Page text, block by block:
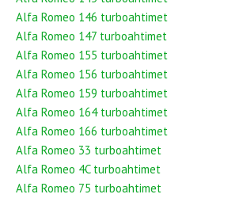
Alfa Romeo 146 turboahtimet
Alfa Romeo 147 turboahtimet
Alfa Romeo 155 turboahtimet
Alfa Romeo 156 turboahtimet
Alfa Romeo 159 turboahtimet
Alfa Romeo 164 turboahtimet
Alfa Romeo 166 turboahtimet
Alfa Romeo 33 turboahtimet
Alfa Romeo 4C turboahtimet
Alfa Romeo 75 turboahtimet